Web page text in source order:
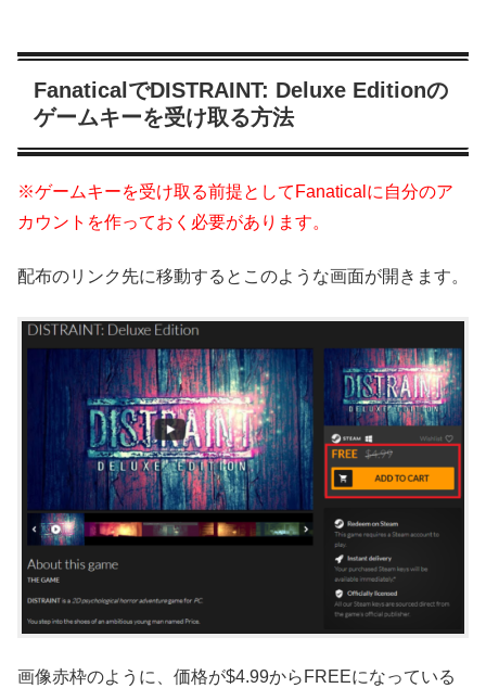
FanaticalでDISTRAINT: Deluxe Editionの
ゲームキーを受け取る方法
※ゲームキーを受け取る前提としてFanaticalに自分のア
カウントを作っておく必要があります。
配布のリンク先に移動するとこのような画面が開きます。
画像赤枠のように、価格が$4.99からFREEになっている